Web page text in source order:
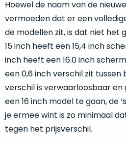
Hoewel de naam van de
vermoeden dat er een
de modellen zit, is dat niet het
15 inch heeft een 15,4 inch
inch heeft een 16.0 inch
een 0,6 inch verschil zit tussen
verschil is verwaarloosbaar
een 16 inch model te gaan, de
je ermee wint is zo minimaal
tegen het prijsverschil.
Betreft
een
nagenoeg
ongebruikt
apparaat.
Grondig
gecontroleerd:
Door
ons
geïnspecteerd
op
er
veel
van
hebben
verkocht.
Je
kan
er
vrijwel
niet
mist